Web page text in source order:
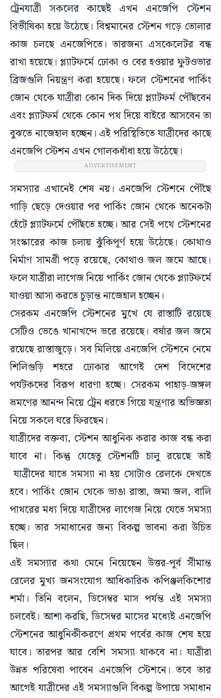
ট্রেনযাত্রী সকলের কাছেই এখন এনজেপি স্টেশন
বিভীষিকা হয়ে উঠেছে। বিশ্বমানের স্টেশন গড়ে তোলার
কাজ চলছে এনজেপিতে। তারজন্য এসকেলেটর বন্ধ
রাখা হয়েছে। প্ল্যাটফর্মে ঢোকা ও বের হওয়ার ফুটওভার
ব্রিজগুলি নিয়ন্ত্রণ করা হয়েছে। ফলে স্টেশনের পার্কিং
জোন থেকে যাত্রীরা কোন দিক দিয়ে প্ল্যাটফর্ম পৌঁছবেন
এবং প্ল্যাটফর্ম থেকে কোন পথ দিয়ে বাইরে আসবেন তা
বুঝতে নাজেহাল হচ্ছেন। এই পরিস্থিতিতে যাত্রীদের কাছে
এনজেপি স্টেশন এখন গোলকধাঁধা হয়ে উঠেছে।
ADVERTISEMENT
সমস্যার এখানেই শেষ নয়। এনজেপি স্টেশনে পৌঁছে
গাড়ি ছেড়ে দেওয়ার পর পার্কিং জোন থেকে অনেকটা
হেঁটে প্ল্যাটফর্মে পৌঁছতে হচ্ছে। আর সেই পথে স্টেশনের
সংস্কারের কাজ চলায় ঝুঁকিপূর্ণ হয়ে উঠেছে। কোথাও
নির্মাণ সামগ্রী পড়ে রয়েছে, কোথাও জল জমে আছে।
ফলে যাত্রীরা লাগেজ নিয়ে পার্কিং জোন থেকে প্ল্যাটফর্মে
যাওয়া আসা করতে চূড়ান্ত নাজেহাল হচ্ছেন।
সেরকম এনজেপি স্টেশনের মুখে যে রাস্তাটি রয়েছে
সেটিও ভেঙে খানাখন্দে ভরে রয়েছে। বর্ষার জল জমে
রয়েছে রাস্তাজুড়ে। সব মিলিয়ে এনজেপি স্টেশনে নেমে
শিলিগুড়ি শহরে ঢোকার আগেই দেশ বিদেশের
পর্যটকদের বিরূপ ধারণা হচ্ছে। সেরকম পাহাড়-জঙ্গল
ভ্রমণের আনন্দ নিয়ে ট্রেন ধরতে গিয়ে যন্ত্রণার অভিজ্ঞতা
নিয়ে সকলে ঘরে ফিরছেন।
যাত্রীদের বক্তব্য, স্টেশন আধুনিক করার কাজ বন্ধ করা
যাবে না। কিন্তু যেহেতু স্টেশনটি চালু রয়েছে তাই
যাত্রীদের যাতে সমস্যা না হয় সোটাও রেলকে দেখতে
হবে। পার্কিং জোন থেকে ভাঙা রাস্তা, জমা জল, বালি
পাথরের মধ্য দিয়ে যাত্রীদের লাগেজ নিয়ে যেতে সমস্যা
হচ্ছে। তার সমাধানের জন্য বিকল্প ভাবনা করা উচিত
ছিল।
এই সমস্যার কথা মেনে নিয়েছেন উত্তর-পূর্ব সীমান্ত
রেলের মুখ্য জনসংযোগ আধিকারিক কপিঞ্জলকিশোর
শর্মা। তিনি বলেন, ডিসেম্বর মাস পর্যন্ত এই সমস্যা
চলবেই। আশা করছি, ডিসেম্বর মাসের মধ্যেই এনজেপি
স্টেশনের আধুনিকীকরণে প্রথম পর্বের কাজ শেষ হয়ে
যাবে। তারপর আর বেশি সমস্যা থাকবে না। যাত্রীরা
উন্নত পরিষেবা পাবেন এনজেপি স্টেশনে। তবে তার
আগেই যাত্রীদের এই সমস্যাগুলি বিকল্প উপায়ে সমাধান